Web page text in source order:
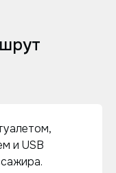
и USB